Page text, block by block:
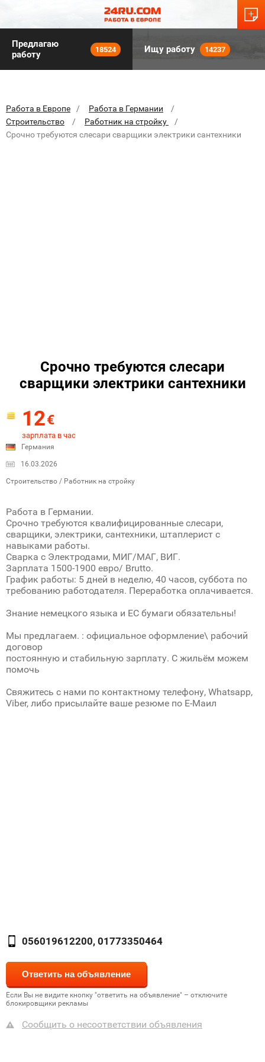
Предлагаю
работу
18524 Ищу работу 14237
Работа в Европе
Работа в Германии
Строительство
Работник на стройку
Срочно требуются слесари сварщики электрики сантехники
Срочно требуются слесари
сварщики электрики сантехники
12€
зарплата в час
Германия
16.03.2026
Строительство / Работник на стройку
Paбота в Германии.
Срочно требуются квалифицированные слесари,
сварщики, электрики, сантехники, штаплерист c
навыками рaботы.
Сварка с Электродами, МИГ/МАГ, ВИГ.
Зарплата 1500-1900 евро/ Brutto.
График работы: 5 дней в неделю, 40 часов, суббота по
требованию работодателя. Переработка оплачивается.
Знание немецкого языка и ЕС бумаги обязательны!
Мы предлагаем. : официальное оформление\ рабочий
договор
постоянную и стабильную зарплату. С жильём можем
помочь
Свяжитесь с нами по контактному телефону, Whatsapp,
Viber, либо присылайте ваше резюме по Е-Маил
056019612200, 01773350464
Если Вы не видите кнопку "ответить на объявление" – отключите
блокировщики рекламы
Сообщить о несоответствии объявления